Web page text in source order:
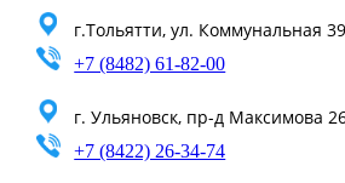
г.Тольятти, ул. Коммунальная
+7 (8482) 61-82-00
г. Ульяновск, пр-д Максимова
+7 (8422) 26-34-74